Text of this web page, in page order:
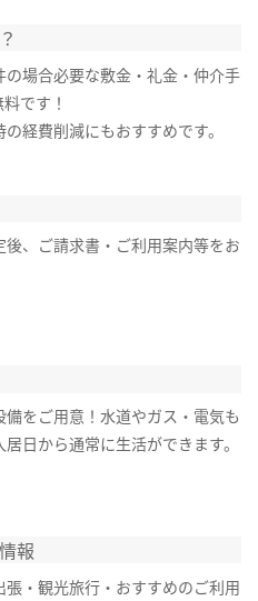
の場合必要な敷金・礼金・仲介手
です！
経費削減にもおすすめです。
後、ご請求書・ご利用案内等をお
備をご用意！水道やガス・電気も
日から通常に生活ができます。
報
張・観光旅行・おすすめのご利用